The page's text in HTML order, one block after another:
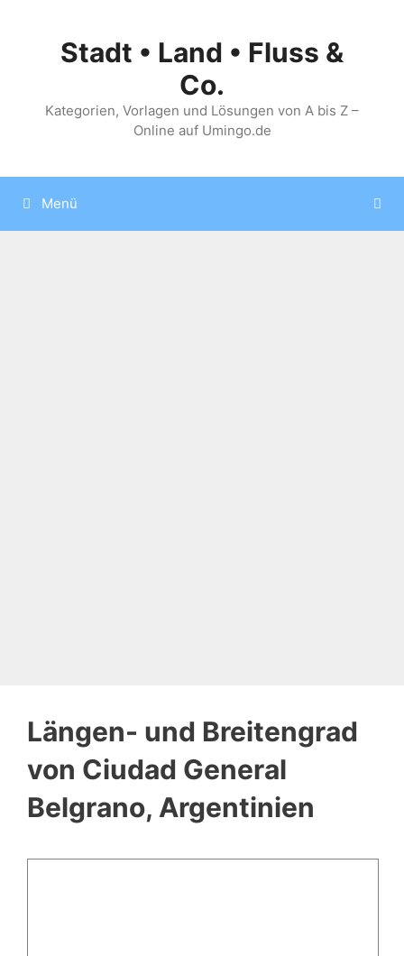
springenStadt • Land • Fluss &
Co.
Kategorien, Vorlagen und Lösungen von A bis Z –
Online auf Umingo.de
Menü
Längen- und Breitengrad
von Ciudad General
Belgrano, Argentinien